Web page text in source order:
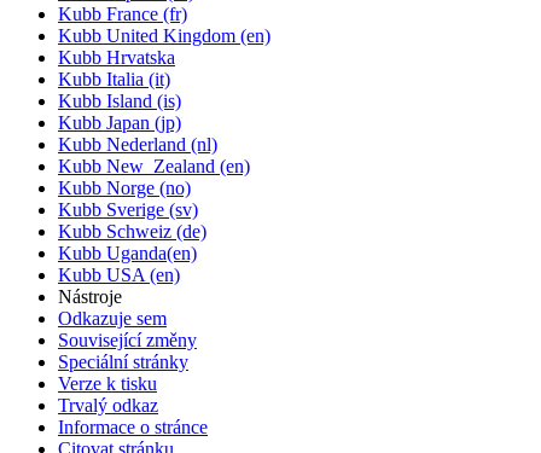
Kubb France (fr)
Kubb United Kingdom (en)
Kubb Hrvatska
Kubb Italia (it)
Kubb Island (is)
Kubb Japan (jp)
Kubb Nederland (nl)
Kubb New_Zealand (en)
Kubb Norge (no)
Kubb Sverige (sv)
Kubb Schweiz (de)
Kubb Uganda(en)
Kubb USA (en)
Nástroje
Odkazuje sem
Související změny
Speciální stránky
Verze k tisku
Trvalý odkaz
Informace o stránce